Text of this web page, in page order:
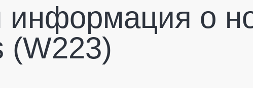
информация о
(W223)